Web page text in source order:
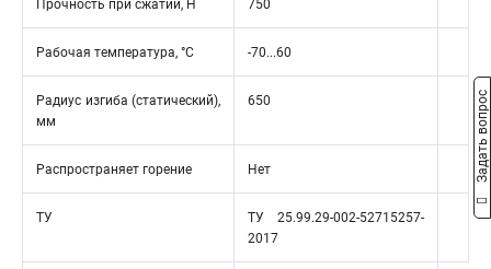
Прочность при сжатии, Н 750
Рабочая температура, °C -70...60
Радиус изгиба (статический),
мм
650
Распространяет горение Нет
ТУ
ТУ 25.99.29-002-52715257-
2017
Задать вопрос